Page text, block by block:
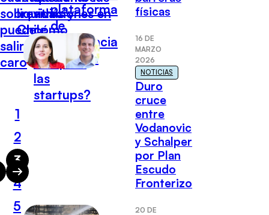
sobrevivir
puede
salir muy
caro
liquidaciones en
Chile
atrás y
cómo
viene el
año para
las
startups?
plataforma
de
inteligencia
artificial
1
2
3
4
5
físicas
16 DE
MARZO
2026
NOTICIAS
Duro
cruce
entre
Vodanovic
y Schalper
por Plan
Escudo
Fronterizo
20 DE